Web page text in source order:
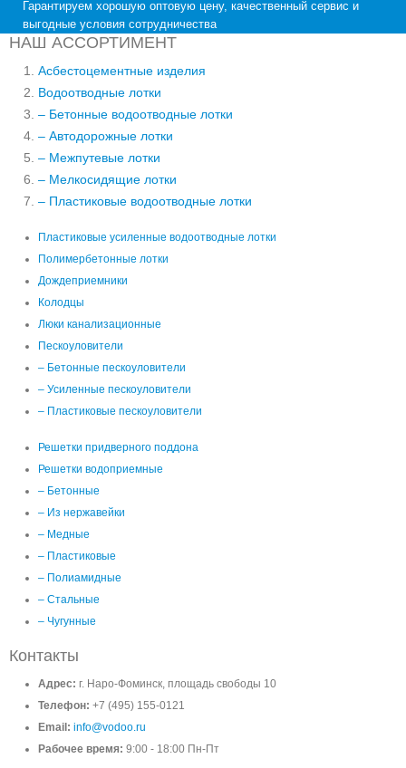
Гарантируем хорошую оптовую цену, качественный сервис и
выгодные условия сотрудничества
НАШ АССОРТИМЕНТ
Асбестоцементные изделия
Водоотводные лотки
– Бетонные водоотводные лотки
– Автодорожные лотки
– Межпутевые лотки
– Мелкосидящие лотки
– Пластиковые водоотводные лотки
Пластиковые усиленные водоотводные лотки
Полимербетонные лотки
Дождеприемники
Колодцы
Люки канализационные
Пескоуловители
– Бетонные пескоуловители
– Усиленные пескоуловители
– Пластиковые пескоуловители
Решетки придверного поддона
Решетки водоприемные
– Бетонные
– Из нержавейки
– Медные
– Пластиковые
– Полиамидные
– Стальные
– Чугунные
Контакты
Адрес: г. Наро-Фоминск, площадь свободы 10
Телефон: +7 (495) 155-0121
Email: info@vodoo.ru
Рабочее время: 9:00 - 18:00 Пн-Пт